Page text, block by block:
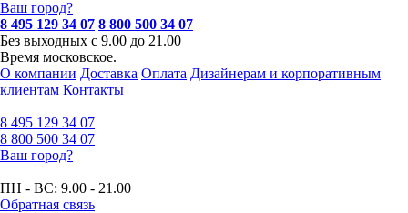
Ваш город?
8 495 129 34 07 8 800 500 34 07
Без выходных с 9.00 до 21.00
Время московское.
О компании Доставка Оплата Дизайнерам и корпоративным
клиентам Контакты
8 495 129 34 07
8 800 500 34 07
Ваш город?
ПН - ВС: 9.00 - 21.00
Обратная связь